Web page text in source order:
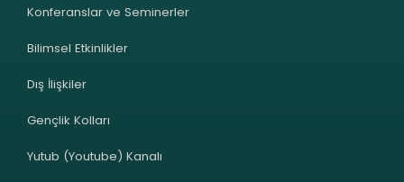
Konferanslar ve Seminerler
Bilimsel Etkinlikler
Dış İlişkiler
Gençlik Kolları
Yutub (Youtube) Kanalı